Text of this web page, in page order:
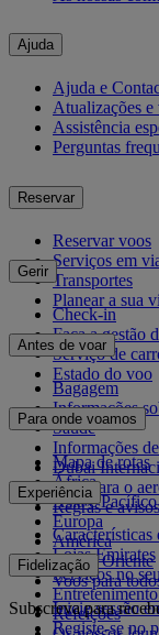
Ajuda
Ajuda e
Atualizações e
Assistência
Perguntas
Reservar
Reservar voos
Serviços em
Transportes
Planear a sua
Gerir
Check-in
Faça a gestão
Serviço de
Estado do voo
Antes de voar
Bagagem
Informações
Saúde
Informações
Dubai
De e para o
Regras e avisos
Para onde voamos
Mapa de rotas
África
Ásia e Pacífico
Europa
América
Médio Oriente
Voos para
Experiência
Características
Lojas Emirates
Serviços no
Refeições
Fidelização
Inicie sessão
Registe-se no
Subscreva para